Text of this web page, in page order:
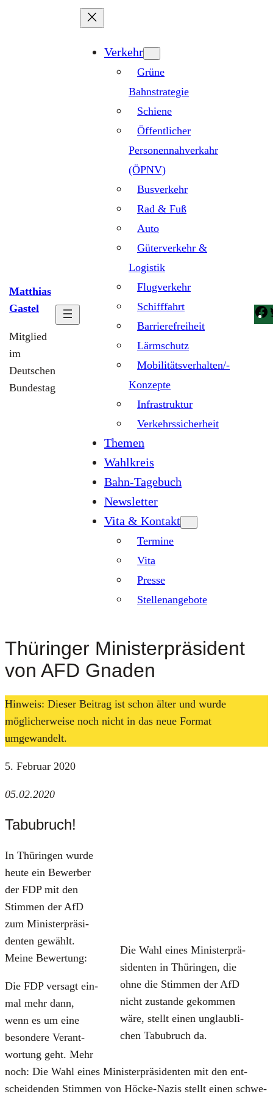
Matthias
Gastel
Mitglied
im
Deutschen
Bundestag
Verkehr
Grüne
Bahnstrategie
Schiene
Öffentlicher
Personennahverkahr
(ÖPNV)
Busverkehr
Rad & Fuß
Auto
Güterverkehr &
Logistik
Flugverkehr
Schifffahrt
Barrierefreiheit
Lärmschutz
Mobilitätsverhalten/-
Konzepte
Infrastruktur
Verkehrssicherheit
Themen
Wahlkreis
Bahn-Tagebuch
Newsletter
Vita & Kontakt
Termine
Vita
Presse
Stellenangebote
Thüringer Ministerpräsident
von AFD Gnaden
Hinweis: Dieser Beitrag ist schon älter und wurde
möglicherweise noch nicht in das neue Format
umgewandelt.
5. Februar 2020
Die Wahl eines Minis­ter­prä­
si­den­ten in Thü­rin­gen, die
ohne die Stim­men der AfD
nicht zustan­de gekom­men
wäre, stellt einen unglaub­li­
chen Tabu­bruch da.
05.02.2020
Tabubruch!
In Thü­rin­gen wur­de
heu­te ein Bewer­ber
der FDP mit den
Stim­men der AfD
zum Minis­ter­prä­si­
den­ten gewählt.
Mei­ne Bewer­tung:
Die FDP ver­sagt ein­
mal mehr dann,
wenn es um eine
beson­de­re Ver­ant­
wor­tung geht. Mehr
noch: Die Wahl eines Minis­ter­prä­si­den­ten mit den ent­
schei­den­den Stim­men von Höcke-Nazis stellt einen schwe­